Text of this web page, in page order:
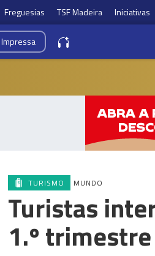
Freguesias TSF Madeira Iniciativas
Impressa
TURISMO MUNDO
Turistas
1.º